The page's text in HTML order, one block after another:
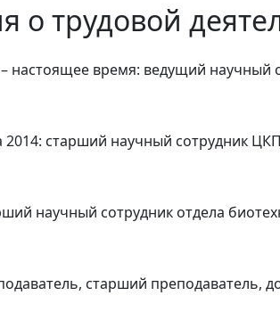
о трудовой
– настоящее время: ведущий
2014: старший научный сотрудник
научный сотрудник отдела
старший преподаватель,